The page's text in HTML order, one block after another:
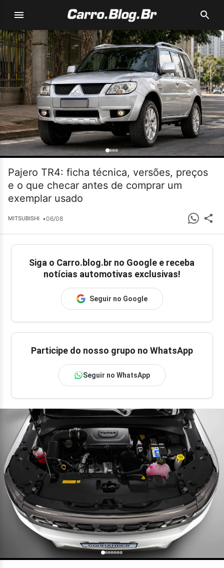
Pajero TR4: ficha técnica, versões, preços
e o que checar antes de comprar um
exemplar usado
MITSUBISHI •06/08
Siga o Carro.blog.br no Google e receba
notícias automotivas exclusivas!
Seguir no Google
Participe do nosso grupo no WhatsApp
Seguir no WhatsApp